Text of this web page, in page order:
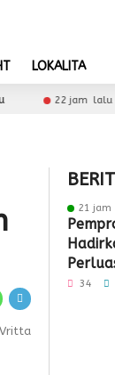
LOKALITA
lalu Sultra
Vritta
21
Pasar
34